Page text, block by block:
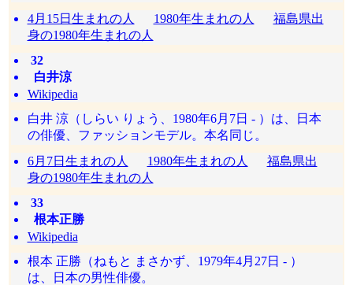
4月15日生まれの人
1980年生まれの人
福島県出
身の1980年生まれの人
32
白井涼
Wikipedia
白井 涼（しらい りょう、1980年6月7日 - ）は、日本
の俳優、ファッションモデル。本名同じ。
6月7日生まれの人
1980年生まれの人
福島県出
身の1980年生まれの人
33
根本正勝
Wikipedia
根本 正勝（ねもと まさかず、1979年4月27日 - ）
は、日本の男性俳優。